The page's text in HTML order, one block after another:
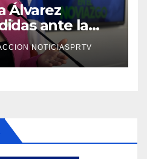
Álvarez
ante la
noviazgo
NOTICIASPRTV